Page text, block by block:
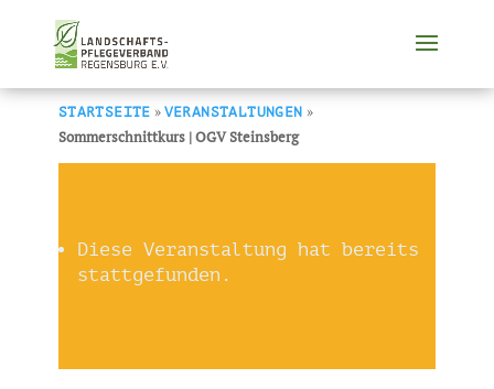
STARTSEITE » VERANSTALTUNGEN »
Sommerschnittkurs | OGV Steinsberg
Diese Veranstaltung hat bereits
stattgefunden.